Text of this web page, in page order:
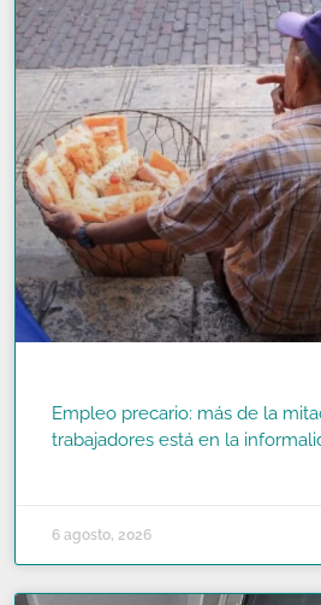
Empleo precario: más de la
trabajadores está en la
6 agosto, 2026